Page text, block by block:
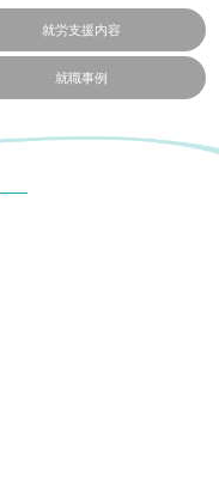
就労支援内容
就職事例